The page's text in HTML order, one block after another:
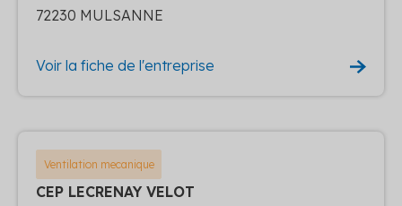
72230 MULSANNE
Voir la fiche de l'entreprise
Ventilation mecanique
CEP LECRENAY VELOT